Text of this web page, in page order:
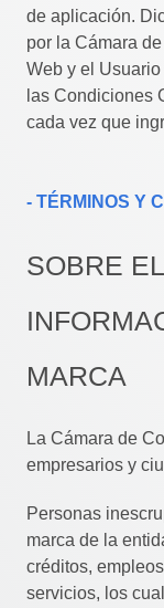
de aplicación.
por la Cámara
Web y el
las Condiciones
cada vez que
- TÉRMINOS Y
SOBRE
MARCA
La Cámara de
empresarios y
Personas
marca de la
créditos,
servicios, los